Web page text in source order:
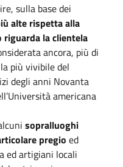
sulla base dei
alte rispetta alla
la clientela
ancora, più di
più vivibile del
degli anni Novanta
americana
sopralluoghi
pregio ed
ed artigiani locali